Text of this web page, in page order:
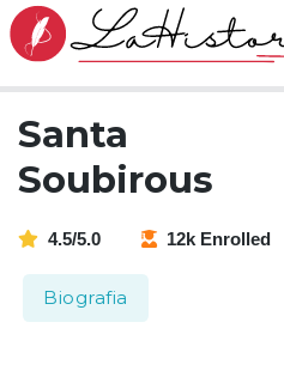
Santa
Soubirous
4.5/5.0 12k Enrolled
Biografia